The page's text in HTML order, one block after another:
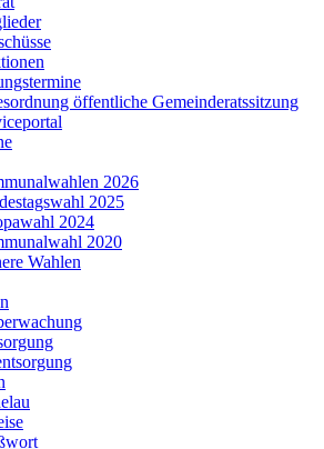
öffentliche Gemeinderatssitzung
2026
2025
2024
2020
Wahlen